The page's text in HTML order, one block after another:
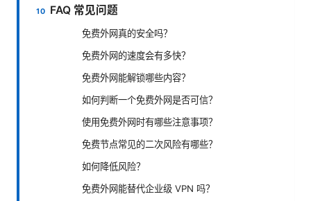
FAQ 常见问题
免费外网真的安全吗？
免费外网的速度会有多快？
免费外网能解锁哪些内容？
如何判断一个免费外网是否可信？
使用免费外网时有哪些注意事项？
免费节点常见的二次风险有哪些？
如何降低风险？
免费外网能替代企业级 VPN 吗？